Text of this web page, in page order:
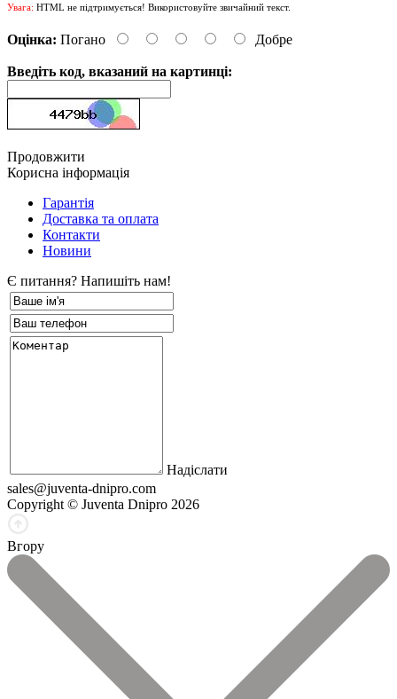
Увага: HTML не підтримується! Використовуйте звичайний текст.
Оцінка: Погано Добре
Введіть код, вказаний на картинці:
Продовжити
Корисна інформація
Гарантія
Доставка та оплата
Контакти
Новини
Є питання? Напишіть нам!
Надіслати
sales@juventa-dnipro.com
Copyright © Juventa Dnipro 2026
Вгору